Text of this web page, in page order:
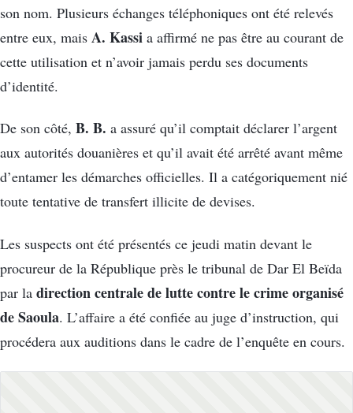
son nom. Plusieurs échanges téléphoniques ont été relevés
entre eux, mais A. Kassi a affirmé ne pas être au courant de
cette utilisation et n’avoir jamais perdu ses documents
d’identité.
De son côté, B. B. a assuré qu’il comptait déclarer l’argent
aux autorités douanières et qu’il avait été arrêté avant même
d’entamer les démarches officielles. Il a catégoriquement nié
toute tentative de transfert illicite de devises.
Les suspects ont été présentés ce jeudi matin devant le
procureur de la République près le tribunal de Dar El Beïda
par la direction centrale de lutte contre le crime organisé
de Saoula. L’affaire a été confiée au juge d’instruction, qui
procédera aux auditions dans le cadre de l’enquête en cours.